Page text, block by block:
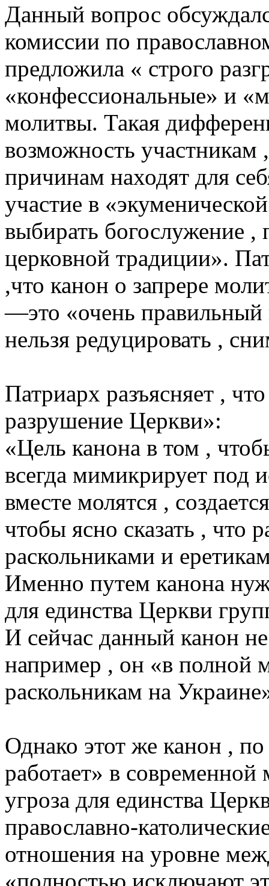
Данный вопрос
комиссии по
предложила « строго
«конфессиональные» и
молитвы. Такая
возможность
причинам находят для
участие в
выбирать богослужение ,
церковной традиции».
,что канон о запрере
—это «очень правильный
нельзя редуцировать ,
Патриарх разъясняет ,
разрушение Церкви»:
«Цель канона в том ,
всегда мимикрирует под
вместе молятся ,
чтобы ясно сказать , что
раскольниками и
Именно путем канона
для единства Церкви
И сейчас данный канон
например , он «в полной
раскольникам на
Однако этот же канон ,
работает» в
угроза для единства
православно-
отношения на уровне
«полностью исключают